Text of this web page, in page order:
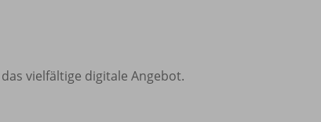
vielfältige digitale Angebot.